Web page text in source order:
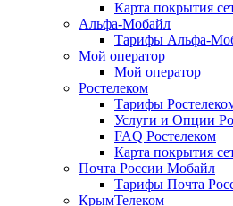
Карта покрытия
Альфа-Мобайл
Тарифы Альфа-
Мой оператор
Мой оператор
Ростелеком
Тарифы
Услуги и Опции
FAQ Ростелеком
Карта покрытия
Почта России Мобайл
Тарифы Почта
КрымТелеком